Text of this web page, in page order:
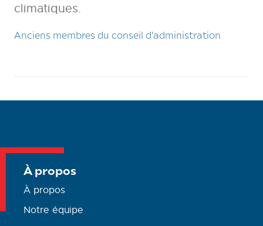
climatiques.
Anciens membres du conseil d'administration
À propos
À propos
Notre équipe